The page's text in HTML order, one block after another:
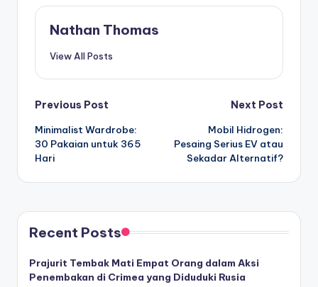
Nathan Thomas
View All Posts
Post
navigation
Previous Post
Minimalist Wardrobe:
30 Pakaian untuk 365
Hari
Next Post
Mobil Hidrogen:
Pesaing Serius EV atau
Sekadar Alternatif?
Recent Posts
Prajurit Tembak Mati Empat Orang dalam Aksi
Penembakan di Crimea yang Diduduki Rusia